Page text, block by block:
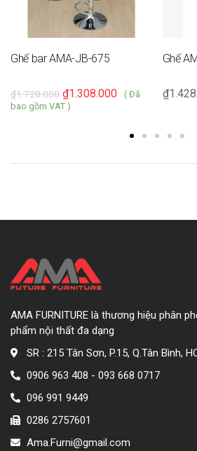
Ghế bar AMA-JB-675
1.728.000
₫ 1.308.000
₫
( Đã
bao gồm VAT )
Ghế
₫
AMA FURNITURE là thương hiệu phân
phẩm nội thất đa dạng
SR : 215 Tân Sơn, P.15, Q.Tân Bình,
0906 963 408 - 093 668 0717
096 991 9449
0286 2757601
Ama.Furni@gmail.com